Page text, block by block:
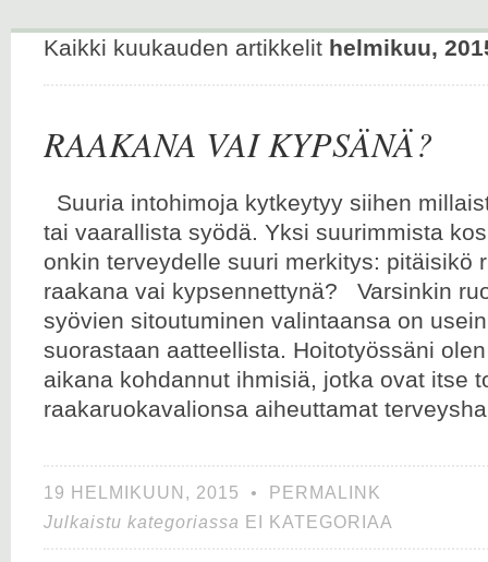
Kaikki kuukauden artikkelit helmikuu,
RAAKANA VAI KYPSÄNÄ?
Suuria intohimoja kytkeytyy siihen
tai vaarallista syödä. Yksi suurimmista
onkin terveydelle suuri merkitys: pitäisikö
raakana vai kypsennettynä? Varsinkin
syövien sitoutuminen valintaansa on
suorastaan aatteellista. Hoitotyössäni
aikana kohdannut ihmisiä, jotka ovat itse
raakaruokavalionsa aiheuttamat
19 HELMIKUUN, 2015 •
PERMALINK
Julkaistu kategoriassa EI KATEGORIAA